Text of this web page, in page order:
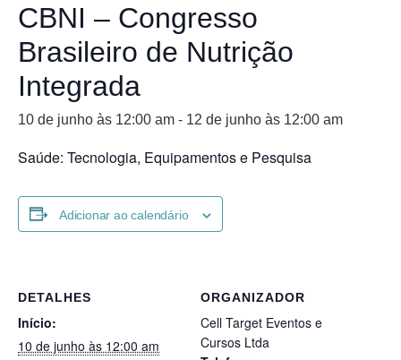
CBNI – Congresso
Brasileiro de Nutrição
Integrada
10 de junho às 12:00 am - 12 de junho às 12:00 am
Saúde: Tecnologia, Equipamentos e Pesquisa
Adicionar ao calendário
DETALHES
Início:
10 de junho às 12:00 am
ORGANIZADOR
Cell Target Eventos e
Cursos Ltda